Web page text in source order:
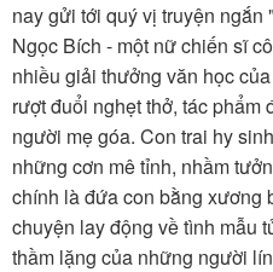
Thiếu nhi
Kết nối VOV6
TÌM KIẾM
Vận hành bởi QI Corp
nay gửi tới quý vị truyện
Ngọc Bích - một nữ chiến sĩ
nhiều giải thưởng văn học
rượt đuổi nghẹt thở, tác phẩm
người mẹ góa. Con trai hy
những cơn mê tỉnh, nhầm
chính là đứa con bằng xương
chuyện lay động về tình mẫu
thầm lặng của những người